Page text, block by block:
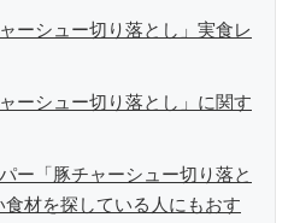
ーシュー切り落とし」実食レ
ーシュー切り落とし」に関す
ー「豚チャーシュー切り落と
材を探している人にもおす